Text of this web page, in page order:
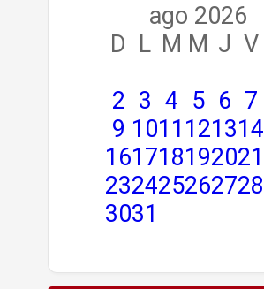
ago 2026
D L M M J V
2 3 4 5 6 7
9 1011 121314
161718192021
232425262728
3031